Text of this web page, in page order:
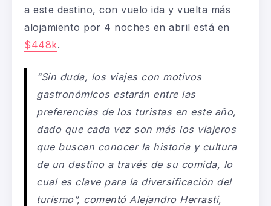
a este destino, con vuelo ida y vuelta más
alojamiento por 4 noches en abril está en
$448k.
“Sin duda, los viajes con motivos
gastronómicos estarán entre las
preferencias de los turistas en este año,
dado que cada vez son más los viajeros
que buscan conocer la historia y cultura
de un destino a través de su comida, lo
cual es clave para la diversificación del
turismo”, comentó Alejandro Herrasti,